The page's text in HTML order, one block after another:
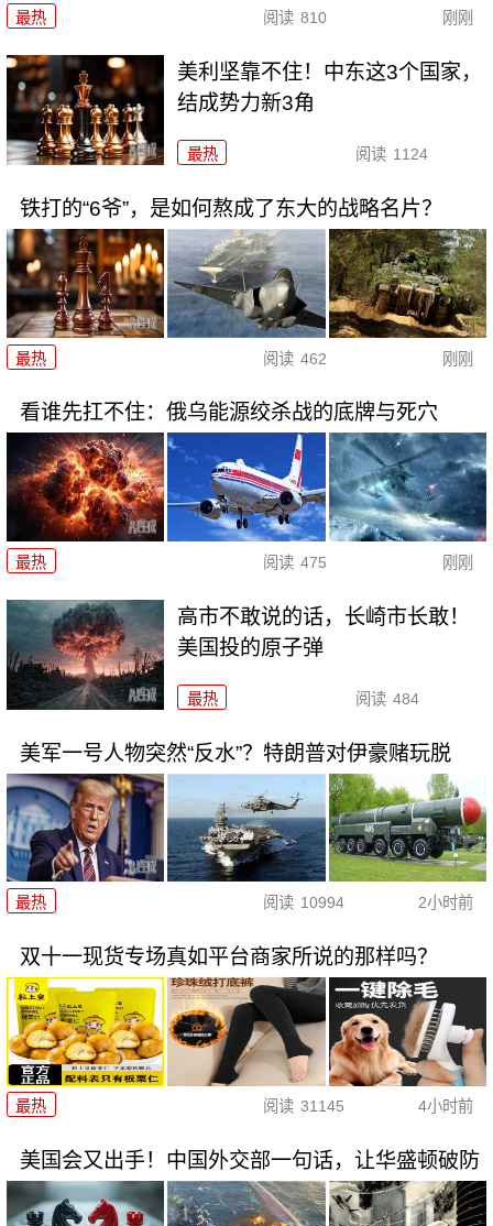
最热 阅读 810 刚刚
美利坚靠不住！中东这3个国家，
结成势力新3角
最热 阅读 1124
铁打的“6爷”，是如何熬成了东大的战略名片？
最热 阅读 462 刚刚
看谁先扛不住：俄乌能源绞杀战的底牌与死穴
最热 阅读 475 刚刚
高市不敢说的话，长崎市长敢！
美国投的原子弹
最热 阅读 484
美军一号人物突然“反水”？特朗普对伊豪赌玩脱
最热 阅读 10994 2小时前
双十一现货专场真如平台商家所说的那样吗？
最热 阅读 31145 4小时前
美国会又出手！中国外交部一句话，让华盛顿破防